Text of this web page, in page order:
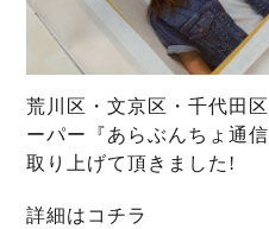
荒川区・文京区・千代田
ーパー『あらぶんちょ通
取り上げて頂きました!
詳細はコチラ